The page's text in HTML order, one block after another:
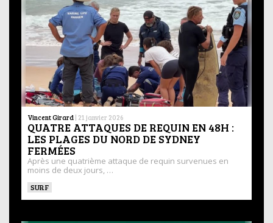
Vincent Girard | 21 janvier 2026
QUATRE ATTAQUES DE REQUIN EN 48H :
LES PLAGES DU NORD DE SYDNEY
FERMÉES
Après une quatrième attaque de requin survenues en
moins de deux jours, …
SURF